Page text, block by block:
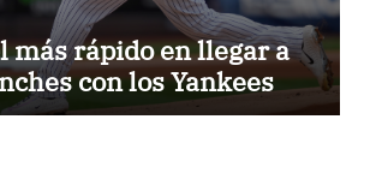
más rápido en llegar a
con los Yankees